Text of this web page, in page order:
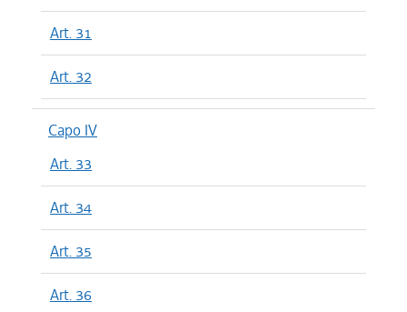
Art. 31
Art. 32
Capo IV
Art. 33
Art. 34
Art. 35
Art. 36